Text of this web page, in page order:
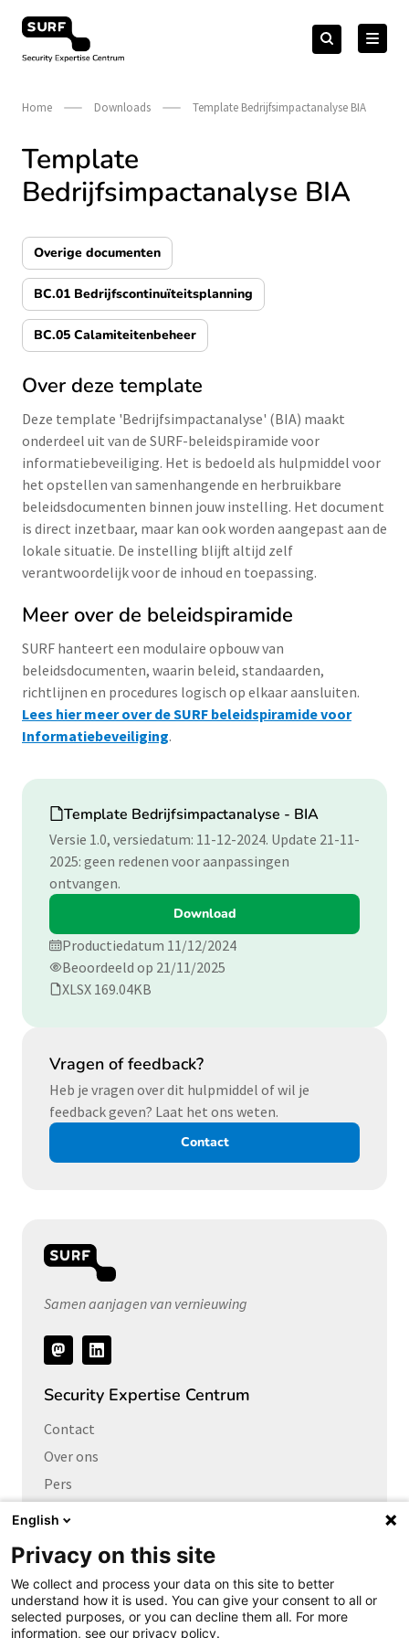
naar
Security Expertise Centrum – by SURF
Zoeken
naar:Zoeken
Home Downloads Template Bedrijfsimpactanalyse BIA
Template
Bedrijfsimpactanalyse BIA
Overige documenten
BC.01 Bedrijfscontinuïteitsplanning
BC.05 Calamiteitenbeheer
Over deze template
Deze template 'Bedrijfsimpactanalyse' (BIA) maakt
onderdeel uit van de SURF-beleidspiramide voor
informatiebeveiliging. Het is bedoeld als hulpmiddel voor
het opstellen van samenhangende en herbruikbare
beleidsdocumenten binnen jouw instelling. Het document
is direct inzetbaar, maar kan ook worden aangepast aan de
lokale situatie. De instelling blijft altijd zelf
verantwoordelijk voor de inhoud en toepassing.
Meer over de beleidspiramide
SURF hanteert een modulaire opbouw van
beleidsdocumenten, waarin beleid, standaarden,
richtlijnen en procedures logisch op elkaar aansluiten.
Lees hier meer over de SURF beleidspiramide voor
Informatiebeveiliging.
Download
Template Bedrijfsimpactanalyse - BIA
Versie 1.0, versiedatum: 11-12-2024. Update 21-11-
2025: geen redenen voor aanpassingen
ontvangen.
Download
Productiedatum 11/12/2024
Beoordeeld op 21/11/2025
XLSX 169.04KB
Vragen of feedback?
Heb je vragen over dit hulpmiddel of wil je
feedback geven? Laat het ons weten.
Contact
Samen aanjagen van vernieuwing
Volg
ons
Security Expertise Centrum
Contact
Over ons
Pers
Vacatures
Links naar
Cybersecurity Community
Platform Integrale veiligheid
English
Privacy on this site
We collect and process your data on this site to better
understand how it is used. You can give your consent to all or
selected purposes, or you can decline them all. For more
information, see our privacy policy.